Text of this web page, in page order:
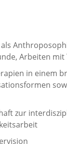
Arbeiten mit
in einem
zur